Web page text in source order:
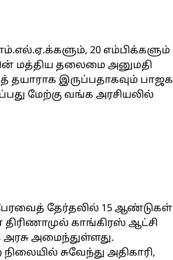
20 எம்பிக்களும்
மத்திய தலைமை அனுமதி
தயாராக இருப்பதாகவும் பாஜக
மேற்கு வங்க அரசியலில்
தேர்தலில் 15 ஆண்டுகள்
காங்கிரஸ் ஆட்சி
அமைந்துள்ளது.
சுவேந்து அதிகாரி,